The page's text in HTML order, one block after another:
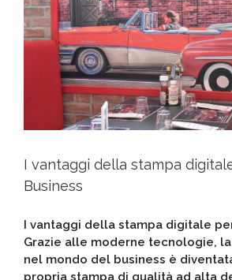
I vantaggi della stampa
Business
I vantaggi della stampa digitale
Grazie alle moderne tecnologie,
nel mondo del business è
propria stampa di qualità ad alta